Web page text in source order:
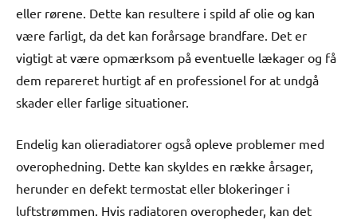
eller rørene. Dette kan resultere i spild af olie og kan
være farligt, da det kan forårsage brandfare. Det er
vigtigt at være opmærksom på eventuelle lækager og få
dem repareret hurtigt af en professionel for at undgå
skader eller farlige situationer.
Endelig kan olieradiatorer også opleve problemer med
overophedning. Dette kan skyldes en række årsager,
herunder en defekt termostat eller blokeringer i
luftstrømmen. Hvis radiatoren overopheder, kan det